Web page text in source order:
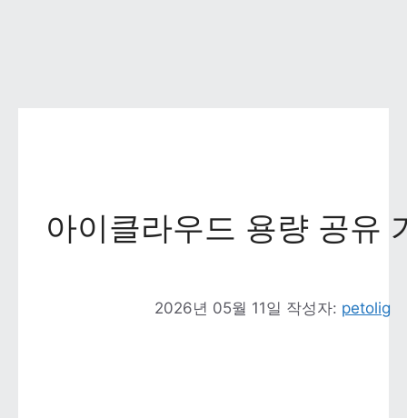
아이클라우드 용량 공유
2026년 05월 11일 작성자: petolig